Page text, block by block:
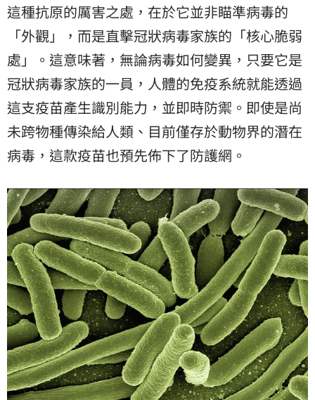
這種抗原的厲害之處，在於它並非瞄準病毒的
「外觀」，而是直擊冠狀病毒家族的「核心脆弱
處」。這意味著，無論病毒如何變異，只要它是
冠狀病毒家族的一員，人體的免疫系統就能透過
這支疫苗產生識別能力，並即時防禦。即使是尚
未跨物種傳染給人類、目前僅存於動物界的潛在
病毒，這款疫苗也預先佈下了防護網。